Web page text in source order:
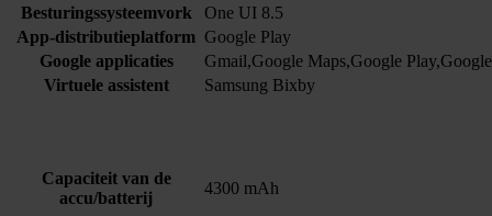
Besturingssysteemvork
One UI 8.5
App-distributieplatform Google Play
Google applicaties
Gmail,Google Maps,Google
Virtuele assistent
Samsung Bixby
Capaciteit van de
accu/batterij
4300 mAh